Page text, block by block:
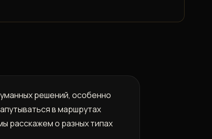
решений, особенно
в маршрутах
расскажем о разных типах